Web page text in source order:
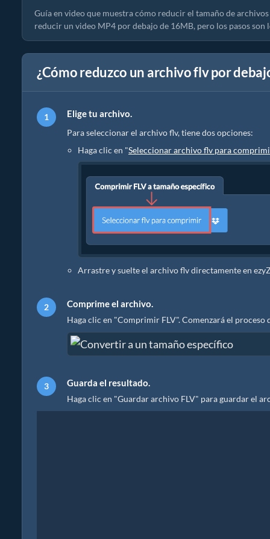
Guía en video que muestra cómo reducir el tamaño de
reducir un video MP4 por debajo de 16MB, pero los pasos
¿Cómo reduzco un archivo flv por
Elige tu archivo.
Para seleccionar el archivo flv, tiene dos opciones:
Haga clic en "Seleccionar archivo flv para
Arrastre y suelte el archivo flv directamente en
Comprime el archivo.
Haga clic en "Comprimir FLV". Comenzará el
Guarda el resultado.
Haga clic en "Guardar archivo FLV" para guardar el